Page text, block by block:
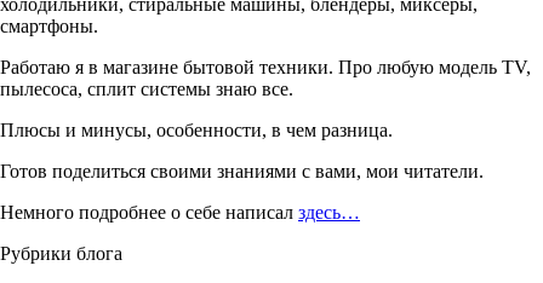
холодильники, стиральные машины, блендеры, миксеры,
смартфоны.
Работаю я в магазине бытовой техники. Про любую модель TV,
пылесоса, сплит системы знаю все.
Плюсы и минусы, особенности, в чем разница.
Готов поделиться своими знаниями с вами, мои читатели.
Немного подробнее о себе написал здесь…
Рубрики блога